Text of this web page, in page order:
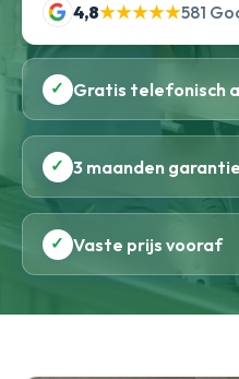
4,8★★★★★581
✓ Gratis telefonisch
✓ 3 maanden garantie
✓ Vaste prijs vooraf